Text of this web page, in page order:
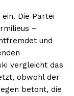
ein. Die Partei
–
und
vergleicht das
obwohl der
betont, die